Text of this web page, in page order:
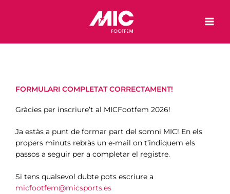
FORMULARI COMPLETAT CORRECTAMENT!
Gràcies per inscriure’t al MICFootfem 2026!
Ja estàs a punt de formar part del somni MIC! En els
propers minuts rebràs un e-mail on t’indiquem els
passos a seguir per a completar el registre.
Si tens qualsevol dubte pots escriure a
micfootfem@micsports.es